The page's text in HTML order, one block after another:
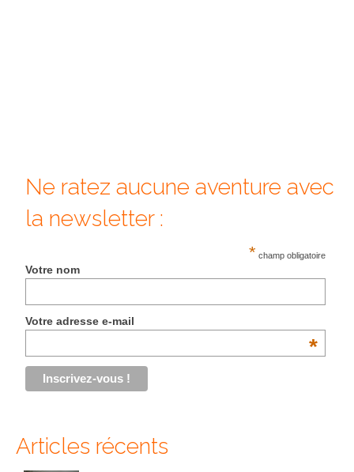
Kyoto
Mont Fuji
Malaisie
Penang
Vietnam
Ne ratez aucune aventure avec
la newsletter :
* champ obligatoire
Votre nom
Votre adresse e-mail
*
Articles récents